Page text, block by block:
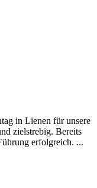
in Lienen für unsere
zielstrebig. Bereits
erfolgreich. ...